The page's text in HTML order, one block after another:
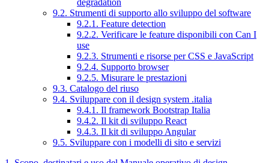
9.2. Strumenti di supporto allo sviluppo del software
9.2.1. Feature detection
9.2.2. Verificare le feature disponibili con Can I
use
9.2.3. Strumenti e risorse per CSS e JavaScript
9.2.4. Supporto browser
9.2.5. Misurare le prestazioni
9.3. Catalogo del riuso
9.4. Sviluppare con il design system .italia
9.4.1. Il framework Bootstrap Italia
9.4.2. Il kit di sviluppo React
9.4.3. Il kit di sviluppo Angular
9.5. Sviluppare con i modelli di sito e servizi